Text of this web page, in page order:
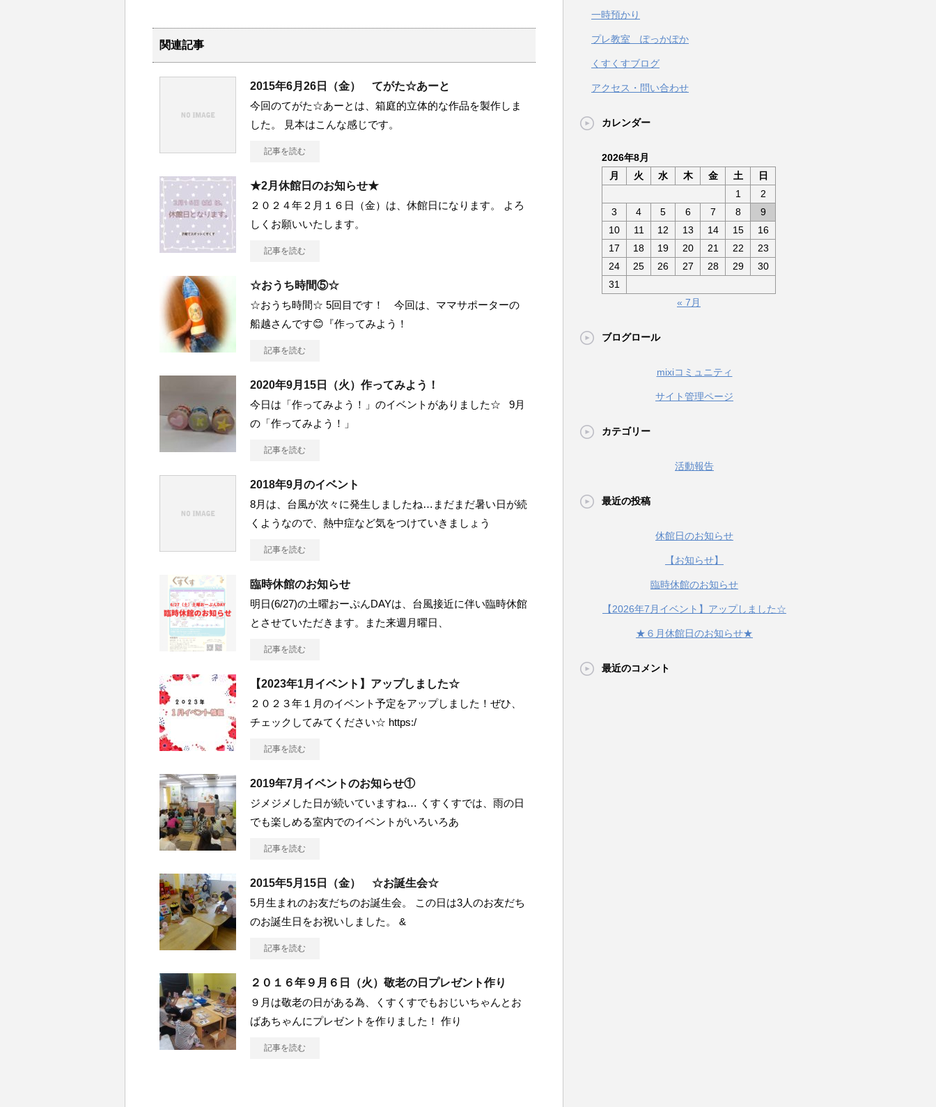
関連記事
2015年6月26日（金） てがた☆あーと
今回のてがた☆あーとは、箱庭的立体的な作品を製作しま
した。 見本はこんな感じです。
記事を読む
★2月休館日のお知らせ★
２０２４年２月１６日（金）は、休館日になります。 よろ
しくお願いいたします。
記事を読む
☆おうち時間⑤☆
☆おうち時間☆ 5回目です！ 今回は、ママサポーターの
船越さんです😊『作ってみよう！
記事を読む
2020年9月15日（火）作ってみよう！
今日は「作ってみよう！」のイベントがありました☆ 9月
の「作ってみよう！」
記事を読む
2018年9月のイベント
8月は、台風が次々に発生しましたね…まだまだ暑い日が続
くようなので、熱中症など気をつけていきましょう
記事を読む
臨時休館のお知らせ
明日(6/27)の土曜おーぷんDAYは、台風接近に伴い臨時休館
とさせていただきます。また来週月曜日、
記事を読む
【2023年1月イベント】アップしました☆
２０２３年１月のイベント予定をアップしました！ぜひ、
チェックしてみてください☆ https:/
記事を読む
2019年7月イベントのお知らせ①
ジメジメした日が続いていますね… くすくすでは、雨の日
でも楽しめる室内でのイベントがいろいろあ
記事を読む
2015年5月15日（金） ☆お誕生会☆
5月生まれのお友だちのお誕生会。 この日は3人のお友だち
のお誕生日をお祝いしました。 &
記事を読む
２０１６年９月６日（火）敬老の日プレゼント作り
９月は敬老の日がある為、くすくすでもおじいちゃんとお
ばあちゃんにプレゼントを作りました！ 作り
記事を読む
一時預かり
プレ教室 ぽっかぽか
くすくすブログ
アクセス・問い合わせ
カレンダー
2026年8月
月
火 水 木 金 土
日
1
2
3
4 5 6 7 8
9
10
11 12 13 14 15
16
17
18 19 20 21 22
23
24
25 26 27 28 29
30
31
« 7月
ブログロール
mixiコミュニティ
サイト管理ページ
カテゴリー
活動報告
最近の投稿
休館日のお知らせ
【お知らせ】
臨時休館のお知らせ
【2026年7月イベント】アップしました☆
★６月休館日のお知らせ★
最近のコメント